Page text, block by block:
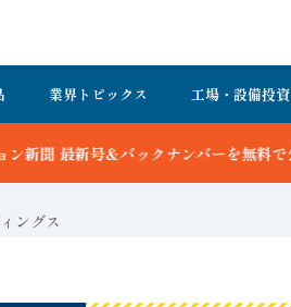
業界トピックス 工場・設備投資
無料で公開中 詳細はこちら
ングス